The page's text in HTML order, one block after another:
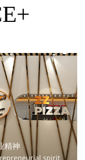
精神
spirit